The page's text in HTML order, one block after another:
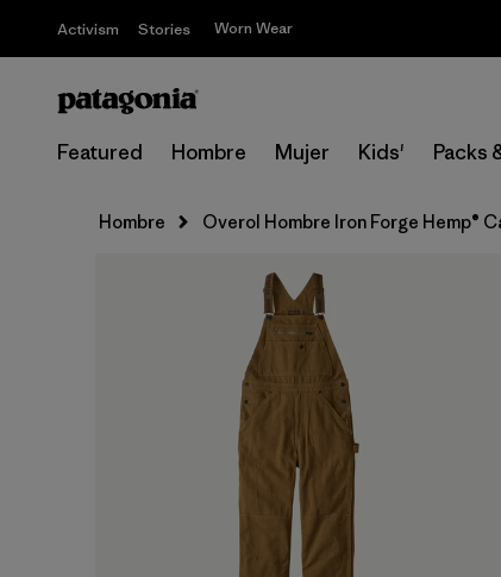
Activism Stories Worn Wear
Featured Hombre Mujer Kids' Packs
Hombre Overol Hombre Iron Forge Hemp®